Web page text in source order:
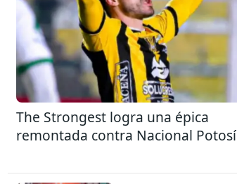
The Strongest logra una épica
remontada contra Nacional Potosí